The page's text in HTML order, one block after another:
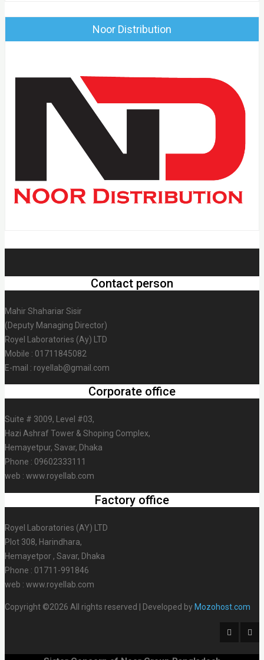
Noor Distribution
Contact person
Mahir Shahariar Sisir
(Deputy Managing Director)
Royel Laboratories (Ay) LTD
Mobile : 01711845082
E-mail : royellab@gmail.com
Corporate office
Suite # 3009, Level #03,
Hazi Ashraf Tower & Shoping Complex,
Hemayetpur, Savar, Dhaka
Phone : 09602333111
web : www.royellab.com
Factory office
Royel Laboratories (AY) LTD
Plot 308, Harindhara,
Hemayetpor , Savar, Dhaka
Phone : 01711-991846
web : www.royellab.com
Copyright ©2026 All rights reserved | Developed by Mozohost.com